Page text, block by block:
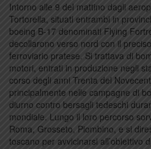
Intorno alle 9 del mattino dagli
Tortorella, situati entrambi in
boeing B-17 denominati Flying
decollarono verso nord con il
ferroviario pratese. Si trattava di
motori, entrati in produzione negli
corso degli anni Trenta del
principalmente nelle campagne di
diurno contro bersagli tedeschi
mondiale. Lungo il loro percorso
Roma, Grosseto, Piombino, e si
toscano per avvicinarsi all’obiettivo